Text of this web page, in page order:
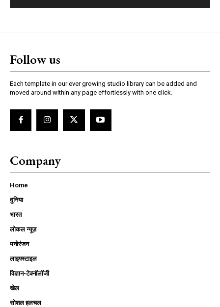
Follow us
Each template in our ever growing studio library can be added and
moved around within any page effortlessly with one click.
Company
Home
दुनिया
भारत
लोकल न्यूज़
मनोरंजन
लाइफ्स्टाइल
विज्ञान-टेक्नॉलॉजी
खेल
सोशल हलचल